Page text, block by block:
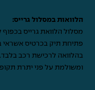
הלוואות במסלול גרייס:
מסלול הלוואת גרייס
פתיחת תיק בכרטיס אשראי
בהלוואה לרכישת רכב
ומשולמת על פני יתרת